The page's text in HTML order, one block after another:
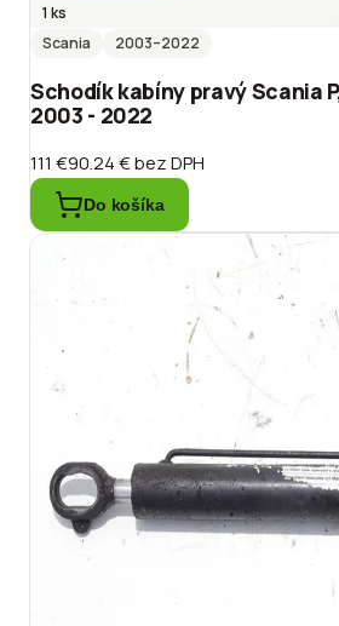
1 ks
Scania
2003–2022
Schodík kabíny pravý Scania
2003 - 2022
111 €90.24 €bez DPH
Do košíka